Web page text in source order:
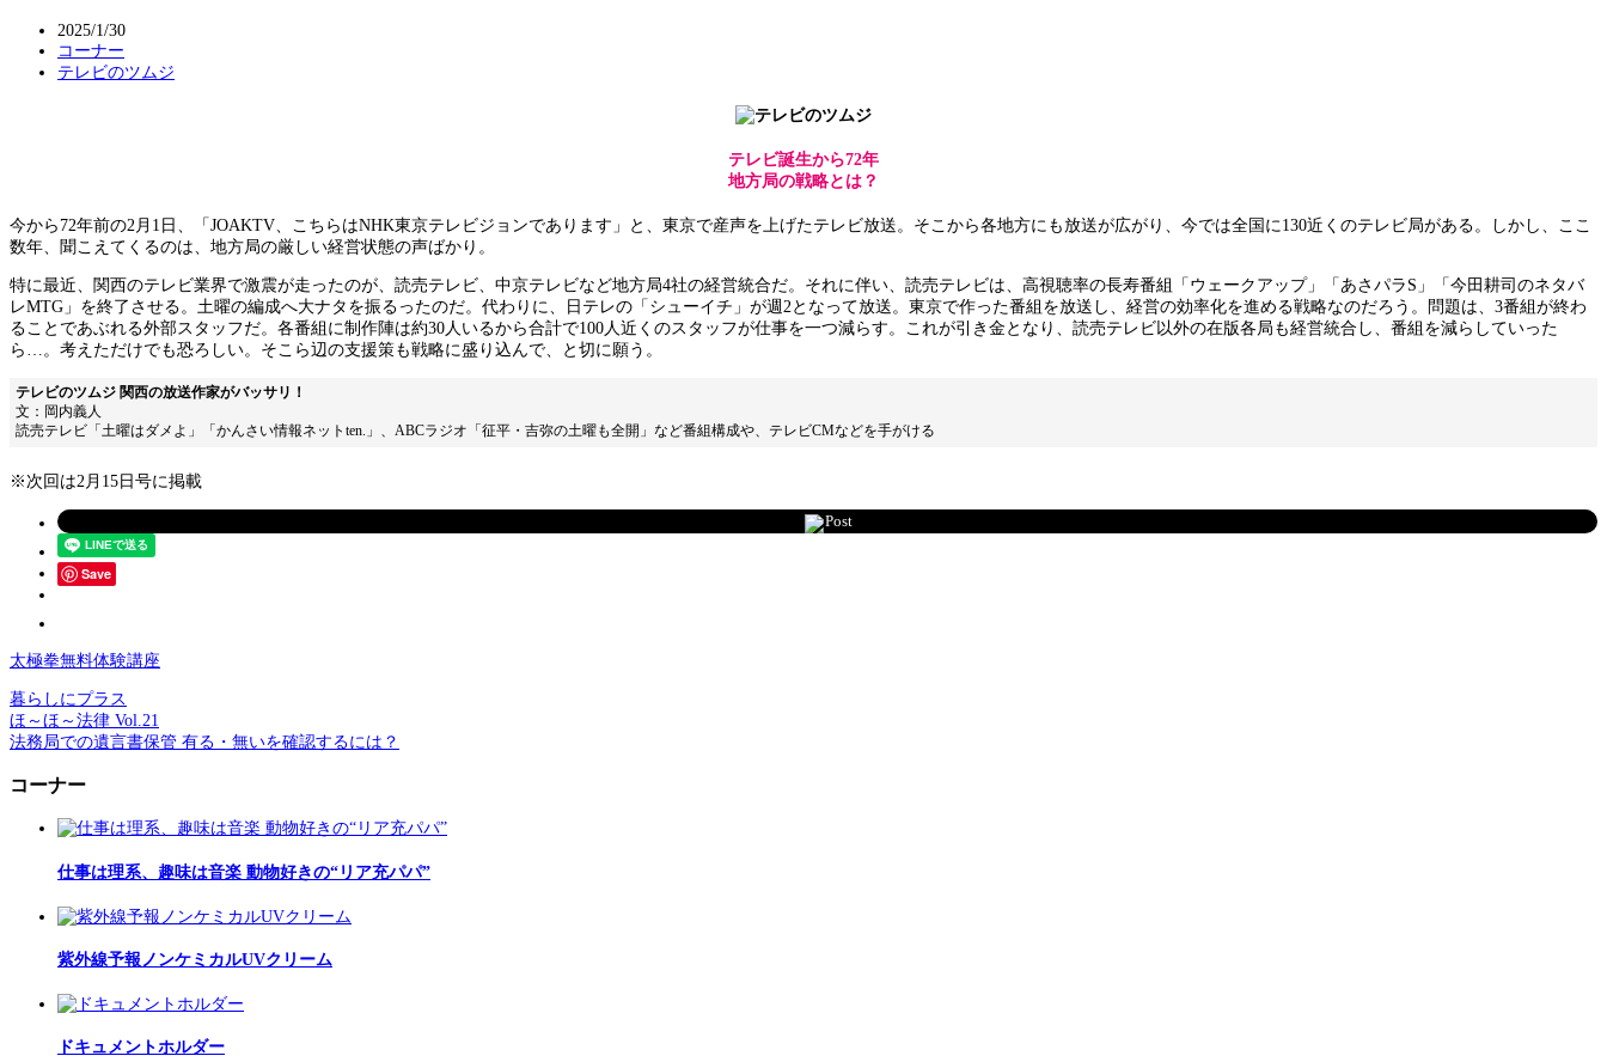
2025/1/30
コーナー
テレビのツムジ
テレビ誕生から72年
地方局の戦略とは？
今から72年前の2月1日、「JOAKTV、こちらはNHK東京テレビジョンであります」と、東京で産声を上げたテレビ放送。そこから各地方にも放送が広がり、今では全国に130近くのテレビ局がある。しかし、ここ
数年、聞こえてくるのは、地方局の厳しい経営状態の声ばかり。
特に最近、関西のテレビ業界で激震が走ったのが、読売テレビ、中京テレビなど地方局4社の経営統合だ。それに伴い、読売テレビは、高視聴率の長寿番組「ウェークアップ」「あさパラS」「今田耕司のネタバ
レMTG」を終了させる。土曜の編成へ大ナタを振るったのだ。代わりに、日テレの「シューイチ」が週2となって放送。東京で作った番組を放送し、経営の効率化を進める戦略なのだろう。問題は、3番組が終わ
ることであぶれる外部スタッフだ。各番組に制作陣は約30人いるから合計で100人近くのスタッフが仕事を一つ減らす。これが引き金となり、読売テレビ以外の在版各局も経営統合し、番組を減らしていった
ら…。考えただけでも恐ろしい。そこら辺の支援策も戦略に盛り込んで、と切に願う。
テレビのツムジ 関西の放送作家がバッサリ！
文：岡内義人
読売テレビ「土曜はダメよ」「かんさい情報ネットten.」、ABCラジオ「征平・吉弥の土曜も全開」など番組構成や、テレビCMなどを手がける
※次回は2月15日号に掲載
Post
Save
太極拳無料体験講座
暮らしにプラス
ほ～ほ～法律 Vol.21
法務局での遺言書保管 有る・無いを確認するには？
コーナー
仕事は理系、趣味は音楽 動物好きの“リア充パパ”
紫外線予報ノンケミカルUVクリーム
ドキュメントホルダー